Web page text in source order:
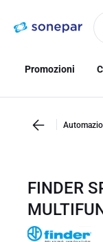
navigazionealla
Promozioni
FINDER